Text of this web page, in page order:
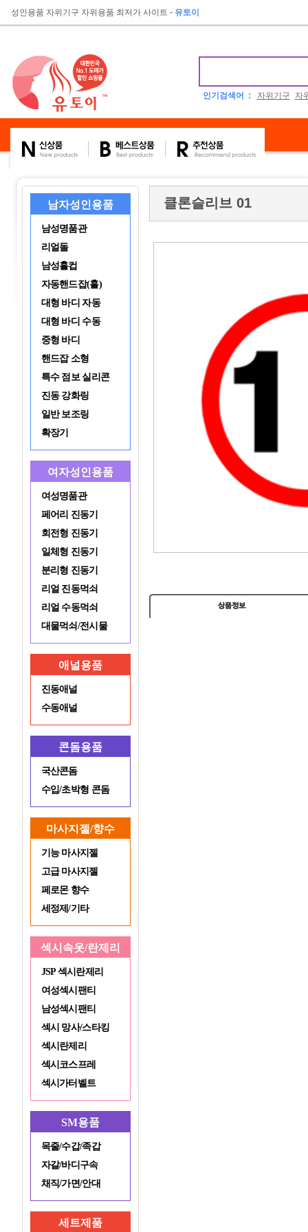
성인용품 자위기구 자위용품 최저가 사이트 - 유토이
인기검색어 : 자위기구 자
남자성인용품
남성명품관
리얼돌
남성홀컵
자동핸드잡(홀)
대형 바디 자동
대형 바디 수동
중형 바디
핸드잡 소형
특수 점보 실리콘
진동 강화링
일반 보조링
확장기
여자성인용품
여성명품관
페어리 진동기
회전형 진동기
일체형 진동기
분리형 진동기
리얼 진동먹쇠
리얼 수동먹쇠
대물먹쇠/전시물
애널용품
진동애널
수동애널
콘돔용품
국산콘돔
수입/초박형 콘돔
마사지젤/향수
기능 마사지젤
고급 마사지젤
페로몬 향수
세정제/기타
섹시속옷/란제리
JSP 섹시란제리
여성섹시팬티
남성섹시팬티
섹시 망사/스타킹
섹시란제리
섹시코스프레
섹시가터벨트
SM용품
목줄/수갑/족갑
자갈/바디구속
채직/가면/안대
세트제품
클론슬리브 01